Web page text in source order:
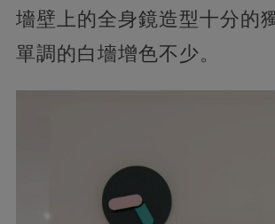
墻壁上的全身鏡造型十分的
單調的白墻增色不少。